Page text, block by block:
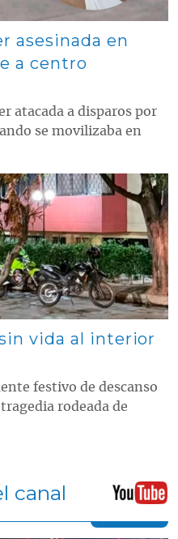
asesinada en
a centro
atacada a disparos por
se movilizaba en
vida al interior
festivo de descanso
rodeada de
canal